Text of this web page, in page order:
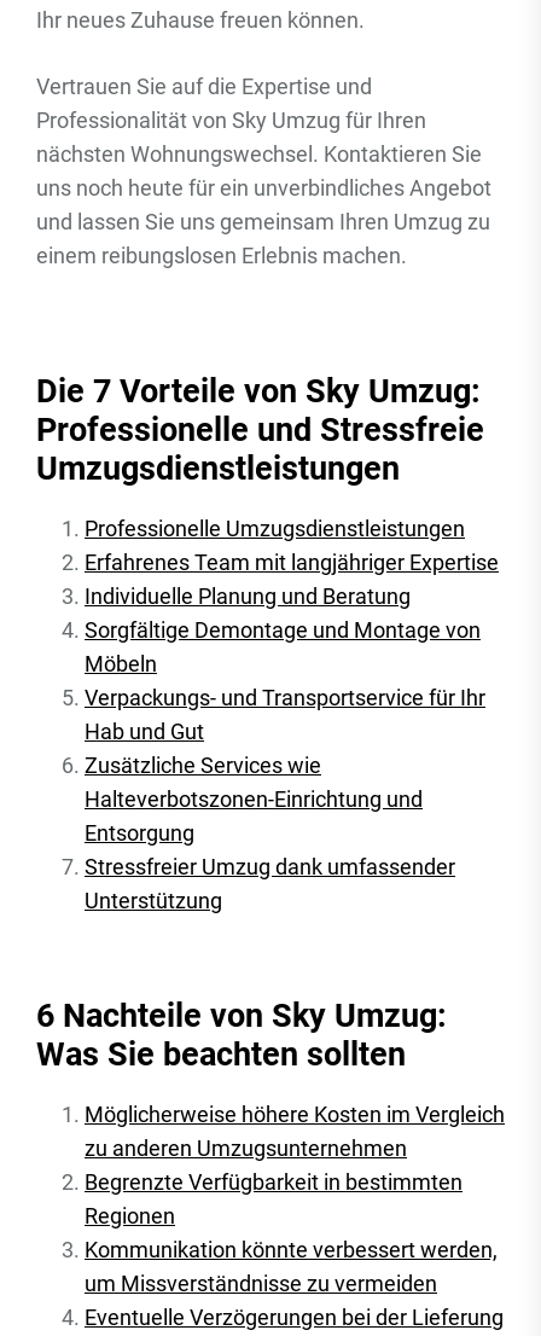
Ihr neues Zuhause freuen können.
Vertrauen Sie auf die Expertise und
Professionalität von Sky Umzug für Ihren
nächsten Wohnungswechsel. Kontaktieren Sie
uns noch heute für ein unverbindliches Angebot
und lassen Sie uns gemeinsam Ihren Umzug zu
einem reibungslosen Erlebnis machen.
Die 7 Vorteile von Sky Umzug:
Professionelle und Stressfreie
Umzugsdienstleistungen
Professionelle Umzugsdienstleistungen
Erfahrenes Team mit langjähriger Expertise
Individuelle Planung und Beratung
Sorgfältige Demontage und Montage von
Möbeln
Verpackungs- und Transportservice für Ihr
Hab und Gut
Zusätzliche Services wie
Halteverbotszonen-Einrichtung und
Entsorgung
Stressfreier Umzug dank umfassender
Unterstützung
6 Nachteile von Sky Umzug:
Was Sie beachten sollten
Möglicherweise höhere Kosten im Vergleich
zu anderen Umzugsunternehmen
Begrenzte Verfügbarkeit in bestimmten
Regionen
Kommunikation könnte verbessert werden,
um Missverständnisse zu vermeiden
Eventuelle Verzögerungen bei der Lieferung